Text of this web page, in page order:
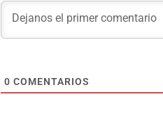
0 COMENTARIOS